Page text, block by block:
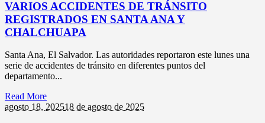
VARIOS ACCIDENTES DE TRÁNSITO
REGISTRADOS EN SANTA ANA Y
CHALCHUAPA
Santa Ana, El Salvador. Las autoridades reportaron este lunes una
serie de accidentes de tránsito en diferentes puntos del
departamento...
Read More
agosto 18, 202518 de agosto de 2025